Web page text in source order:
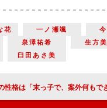
花 一ノ瀬颯
泉澤祐希 生方美
臼田あさ美
案外何もできない」 中尾明慶「今、嫁にバレないように必死です」と告